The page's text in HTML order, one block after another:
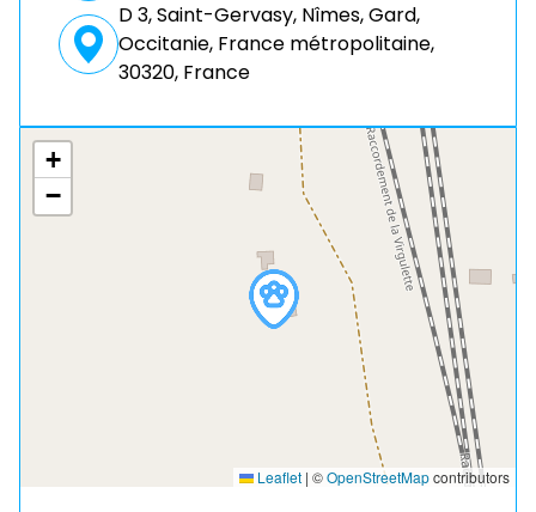
D 3, Saint-Gervasy, Nîmes, Gard,
Occitanie, France métropolitaine,
30320, France
+
−
Leaflet | ©OpenStreetMapcontributors